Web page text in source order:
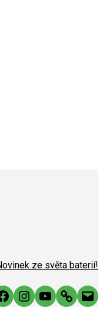
ze světa baterií!
Instagram
YouTube
Link